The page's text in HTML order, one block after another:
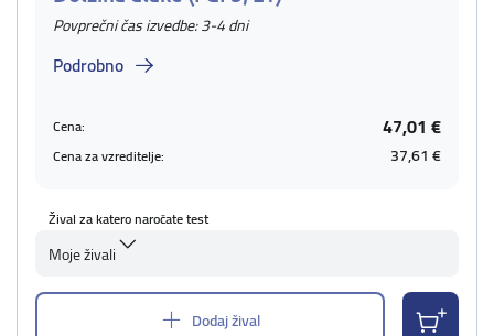
Povprečni čas izvedbe: 3-4 dni
Podrobno
Cena: 47,01 €
Cena za vzreditelje: 37,61 €
Žival za katero naročate test
Moje živali
Dodaj žival